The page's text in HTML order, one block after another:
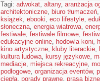
Tagi: adwokat, altany, aranżacja
architektoniczne, biuro tłumaczeń,
książek, ebooki, eco lifestyle,
słoneczna, energia wiatrowa,
festiwale, festiwale filmowe,
edukacyjne online, hodowla koni,
kino artystyczne, kluby literackie,
kultura ludowa, kursy językowe,
mediacje, miejsca rekreacyjne,
podłogowe, organizacja eventów,
ciepła, porady prawne, prasa